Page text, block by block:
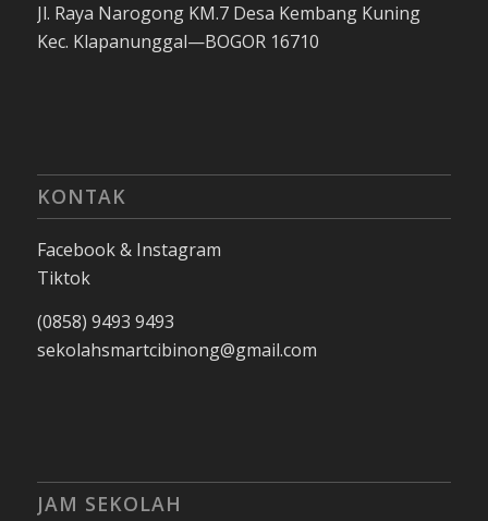
Jl. Raya Narogong KM.7 Desa Kembang Kuning
Kec. Klapanunggal—BOGOR 16710
KONTAK
Facebook & Instagram
Tiktok
(0858) 9493 9493
sekolahsmartcibinong@gmail.com
JAM SEKOLAH